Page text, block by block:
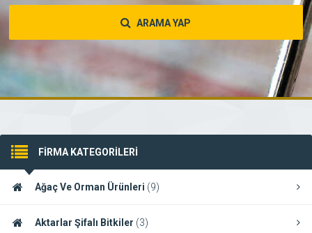
ARAMA YAP
FİRMA KATEGORİLERİ
Ağaç Ve Orman Ürünleri (9)
Aktarlar Şifalı Bitkiler (3)